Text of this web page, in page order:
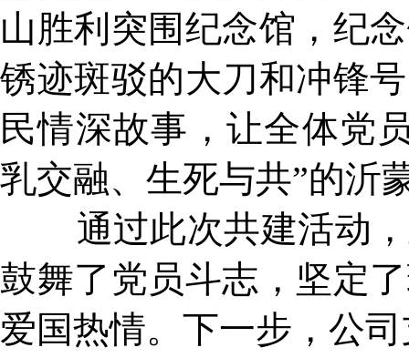
山胜利突围纪念馆，纪
锈迹斑驳的大刀和冲锋
民情深故事，让全体党
乳交融、生死与共”的沂
通过此次共建活动，
鼓舞了党员斗志，坚定
爱国热情。下一步，公